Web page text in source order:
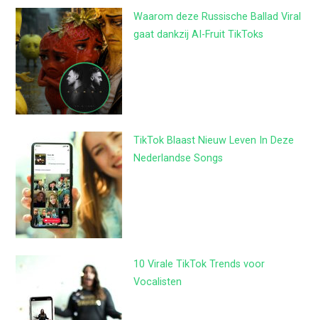
Waarom deze Russische Ballad Viral
gaat dankzij AI-Fruit TikToks
TikTok Blaast Nieuw Leven In Deze
Nederlandse Songs
10 Virale TikTok Trends voor
Vocalisten